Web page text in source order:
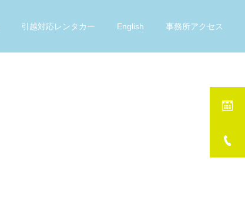
引越対応レンタカー English 事務所アクセス